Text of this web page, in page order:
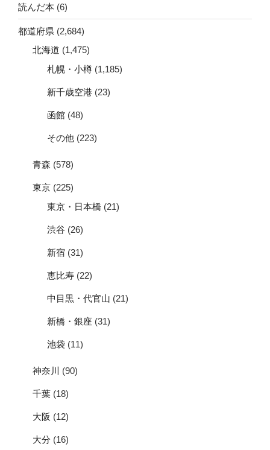
読んだ本 (6)
都道府県 (2,684)
北海道 (1,475)
札幌・小樽 (1,185)
新千歳空港 (23)
函館 (48)
その他 (223)
青森 (578)
東京 (225)
東京・日本橋 (21)
渋谷 (26)
新宿 (31)
恵比寿 (22)
中目黒・代官山 (21)
新橋・銀座 (31)
池袋 (11)
神奈川 (90)
千葉 (18)
大阪 (12)
大分 (16)